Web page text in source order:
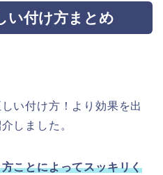
い付け方まとめ
い付け方！より効果を出
しました。
ことによってスッキリく